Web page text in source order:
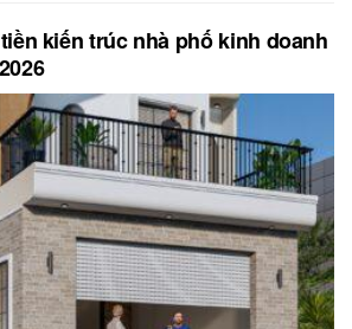
kiến trúc nhà phố kinh doanh